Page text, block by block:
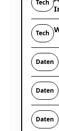
Tech
Tech
Daten
Daten
Daten